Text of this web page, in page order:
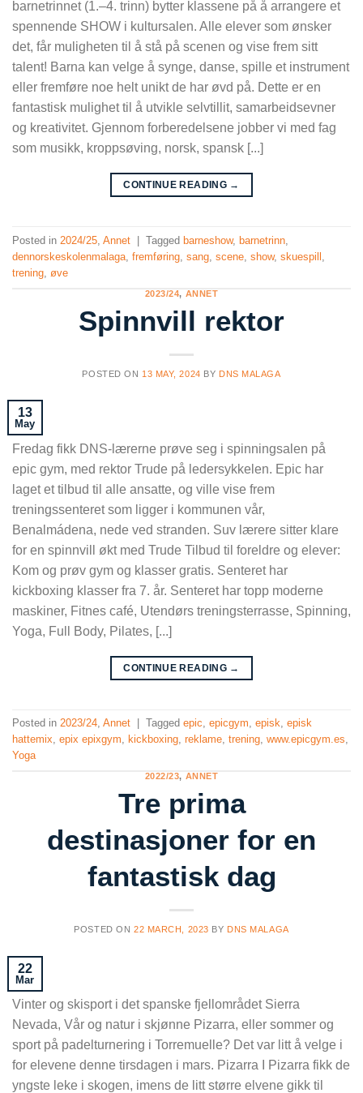
barnetrinnet (1.–4. trinn) bytter klassene på å arrangere et
spennende SHOW i kultursalen. Alle elever som ønsker
det, får muligheten til å stå på scenen og vise frem sitt
talent! Barna kan velge å synge, danse, spille et instrument
eller fremføre noe helt unikt de har øvd på. Dette er en
fantastisk mulighet til å utvikle selvtillit, samarbeidsevner
og kreativitet. Gjennom forberedelsene jobber vi med fag
som musikk, kroppsøving, norsk, spansk [...]
CONTINUE READING →
Posted in 2024/25 Annet Tagged barneshow, barnetrinn
dennorskeskolenmalaga fremføring sang scene show, skuespill
trening øve
2023/24, ANNET
Spinnvill rektor
POSTED ON 13 MAY, 2024 BY DNS MALAGA
13
May
Fredag fikk DNS-lærerne prøve seg i spinningsalen på
epic gym, med rektor Trude på ledersykkelen. Epic har
laget et tilbud til alle ansatte, og ville vise frem
treningssenteret som ligger i kommunen vår,
Benalmádena, nede ved stranden. Suv lærere sitter klare
for en spinnvill økt med Trude Tilbud til foreldre og elever:
Kom og prøv gym og klasser gratis. Senteret har
kickboxing klasser fra 7. år. Senteret har topp moderne
maskiner, Fitnes café, Utendørs treningsterrasse, Spinning,
Yoga, Full Body, Pilates, [...]
CONTINUE READING →
Posted in 2023/24, Annet Tagged epic, epicgym, episk, episk
hattemix, epix epixgym, kickboxing, reklame, trening, www.epicgym.es,
Yoga
2022/23, ANNET
Tre prima
destinasjoner for en
fantastisk dag
POSTED ON 22 MARCH, 2023 BY DNS MALAGA
22
Mar
Vinter og skisport i det spanske fjellområdet Sierra
Nevada, Vår og natur i skjønne Pizarra, eller sommer og
sport på padelturnering i Torremuelle? Det var litt å velge i
for elevene denne tirsdagen i mars. Pizarra I Pizarra fikk de
yngste leke i skogen, imens de litt større elvene gikk til